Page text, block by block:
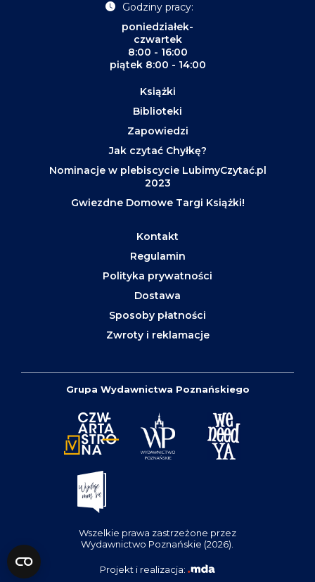
Godziny pracy:
poniedziałek-
czwartek
8:00 - 16:00
piątek 8:00 - 14:00
Książki
Biblioteki
Zapowiedzi
Jak czytać Chyłkę?
Nominacje w plebiscycie LubimyCzytać.pl
2023
Gwiezdne Domowe Targi Książki!
Kontakt
Regulamin
Polityka prywatności
Dostawa
Sposoby płatności
Zwroty i reklamacje
Grupa Wydawnictwa Poznańskiego
Wszelkie prawa zastrzeżone przez
Wydawnictwo Poznańskie (2026).
Projekt i realizacja: